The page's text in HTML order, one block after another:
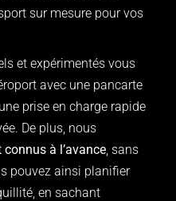
sur mesure pour vos
et expérimentés vous
avec une pancarte
prise en charge rapide
De plus, nous
à l’avance , sans
pouvez ainsi planifier
en sachant